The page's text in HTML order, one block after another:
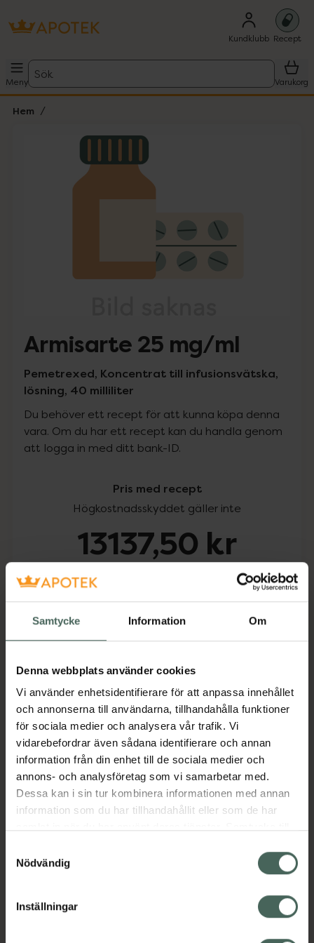
Samtycke Information Om
Denna webbplats använder cookies
Vi använder enhetsidentifierare för att anpassa innehållet
och annonserna till användarna, tillhandahålla funktioner
för sociala medier och analysera vår trafik. Vi
vidarebefordrar även sådana identifierare och annan
information från din enhet till de sociala medier och
annons- och analysföretag som vi samarbetar med.
Dessa kan i sin tur kombinera informationen med annan
information som du har tillhandahållit eller som de har
återkalla ditt samtycke via webbplatsens
cookieinställningar. Ett återkallat samtycke påverkar inte
lagligheten av behandling som skett innan återkallelsen.
Nödvändig
Inställningar
Kundklubb Recept
Meny
Sök
Varukorg
Hem
Lista: . Innehåller 1 objekt.
Armisarte 25 mg/ml
Pemetrexed, Koncentrat till infusionsvätska,
lösning, 40 milliliter
Du behöver ett recept för att kunna köpa denna
vara. Om du har ett recept kan du handla genom
att logga in med ditt bank-ID.
Pris med recept
Högkostnadsskyddet gäller inte
13137,50 kr
Köp via ditt recept
Beskrivning Dölj
Läs alltid bipacksedeln innan
användning.
EAN:05714372004799
Visa